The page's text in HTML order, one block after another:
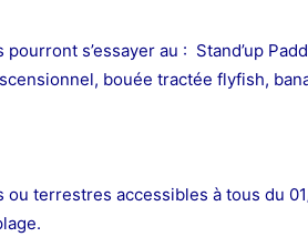
s’essayer au : Stand’up
bouée tractée flyfish,
terrestres accessibles à tous du